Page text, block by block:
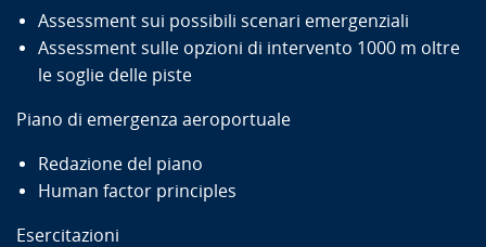
Assessment sui possibili scenari emergenziali
Assessment sulle opzioni di intervento 1000 m oltre
le soglie delle piste
Piano di emergenza aeroportuale
Redazione del piano
Human factor principles
Esercitazioni